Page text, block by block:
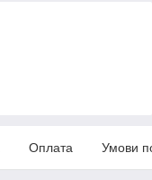
Оплата Умови